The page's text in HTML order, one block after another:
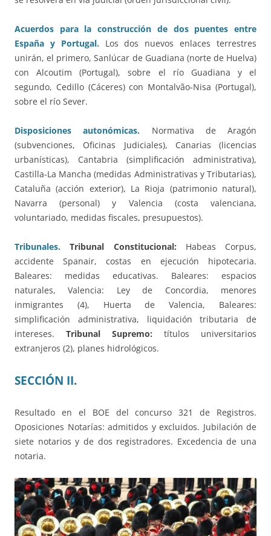
Acuerdos para la construcción de dos puentes entre
España y Portugal.Los dos nuevos enlaces terrestres
unirán, el primero, Sanlúcar de Guadiana (norte de Huelva)
con Alcoutim (Portugal), sobre el río Guadiana y el
segundo, Cedillo (Cáceres) con Montalvão-Nisa (Portugal),
sobre el río Sever.
Disposiciones autonómicas. Normativa de Aragón
(subvenciones, Oficinas Judiciales), Canarias (licencias
urbanísticas), Cantabria (simplificación administrativa),
Castilla-La Mancha (medidas Administrativas y Tributarias),
Cataluña (acción exterior), La Rioja (patrimonio natural),
Navarra (personal) y Valencia (costa valenciana,
voluntariado, medidas fiscales, presupuestos).
Tribunales. Tribunal Constitucional: Habeas Corpus,
accidente Spanair, costas en ejecución hipotecaria.
Baleares: medidas educativas. Baleares: espacios
naturales, Valencia: Ley de Concordia, menores
inmigrantes (4), Huerta de Valencia, Baleares:
simplificación administrativa, liquidación tributaria de
intereses. Tribunal Supremo: títulos universitarios
extranjeros (2), planes hidrológicos.
SECCIÓN II.
Resultado en el BOE del concurso 321 de Registros.
Oposiciones Notarías: admitidos y excluidos. Jubilación de
siete notarios y de dos registradores. Excedencia de una
notaria.